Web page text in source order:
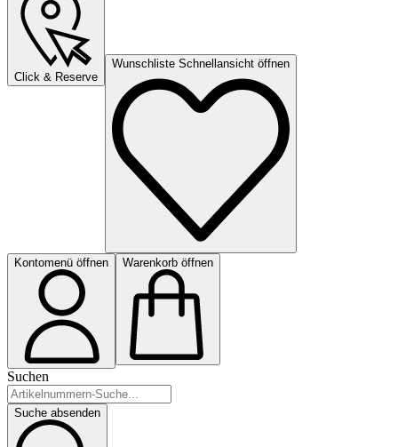
Click & Reserve
Wunschliste Schnellansicht öffnen
Kontomenü öffnen Warenkorb öffnen
Suchen
Suche absenden